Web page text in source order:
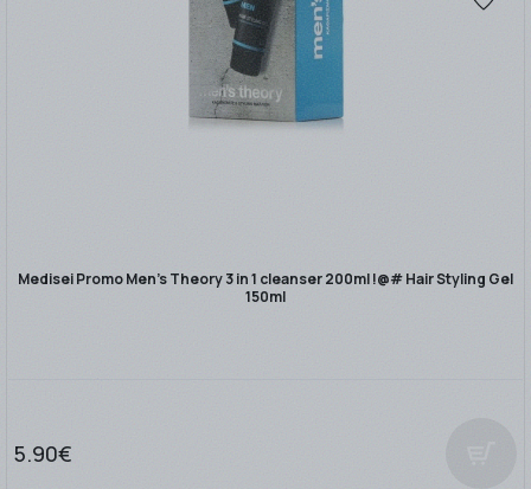
Medisei Promo Men's Theory 3 in 1 cleanser 200ml !@# Hair Styling Gel
150ml
5.90€